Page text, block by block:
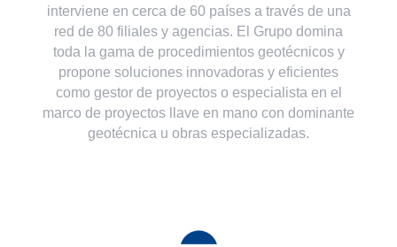
interviene en cerca de 60 países a través de una
red de 80 filiales y agencias. El Grupo domina
toda la gama de procedimientos geotécnicos y
propone soluciones innovadoras y eficientes
como gestor de proyectos o especialista en el
marco de proyectos llave en mano con dominante
geotécnica u obras especializadas.